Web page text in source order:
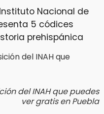
Nacional de
5 códices
prehispánica
del INAH que puedes
ver gratis en Puebla